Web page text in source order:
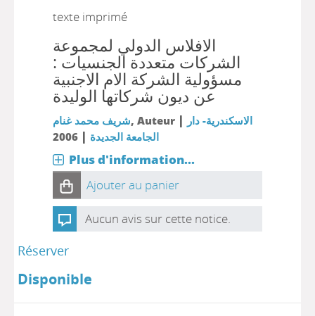
texte imprimé
الافلاس الدولي لمجموعة
الشركات متعددة الجنسيات :
مسؤولية الشركة الام الاجنبية
عن ديون شركاتها الوليدة
شريف محمد غنام, Auteur | الاسكندرية- دار
الجامعة الجديدة |
2006
Plus d'information...
Ajouter au panier
Aucun avis sur cette notice.
Réserver
Disponible